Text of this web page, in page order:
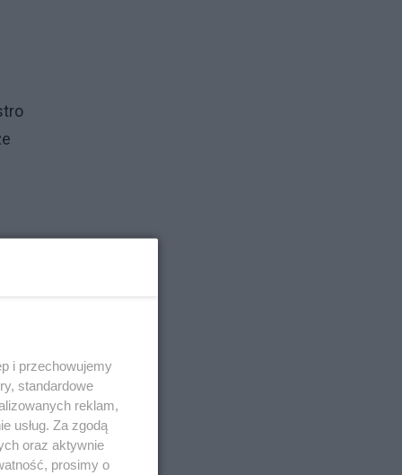
i przechowujemy
standardowe
reklam,
usług. Za zgodą
oraz aktywnie
prosimy o